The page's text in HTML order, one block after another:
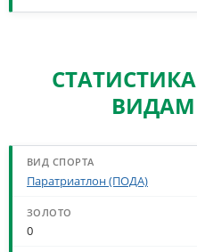
ВИДАМ
СТАТИСТИКА МЕДАЛЕЙ
Паратриатлон (ПОДА)
0